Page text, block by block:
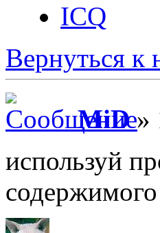
ICQ
Вернуться к
MiD»
используй